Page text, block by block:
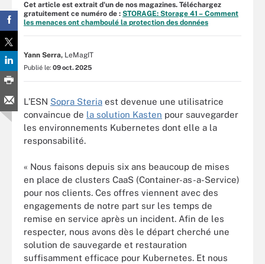
Cet article est extrait d'un de nos magazines. Téléchargez
gratuitement ce numéro de : STORAGE: Storage 41 – Comment
les menaces ont chamboulé la protection des données
Yann Serra, LeMagIT
Publié le: 09 oct. 2025
L’ESN Sopra Steria est devenue une utilisatrice
convaincue de la solution Kasten pour sauvegarder
les environnements Kubernetes dont elle a la
responsabilité.
« Nous faisons depuis six ans beaucoup de mises
en place de clusters CaaS (Container-as-a-Service)
pour nos clients. Ces offres viennent avec des
engagements de notre part sur les temps de
remise en service après un incident. Afin de les
respecter, nous avons dès le départ cherché une
solution de sauvegarde et restauration
suffisamment efficace pour Kubernetes. Et nous